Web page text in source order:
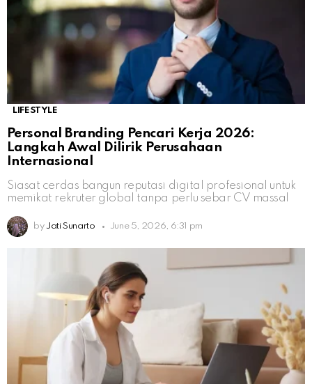
LIFESTYLE
Personal Branding Pencari Kerja 2026:
Langkah Awal Dilirik Perusahaan
Internasional
Siasat cerdas bangun reputasi digital profesional untuk
memikat rekruter global tanpa perlu sebar CV massal
by Jati Sunarto June 5, 2026, 6:31 pm